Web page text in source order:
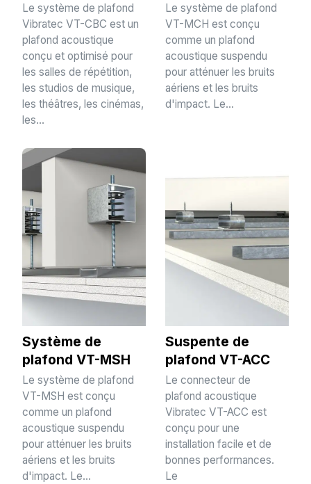
Le système de plafond
Vibratec VT-CBC est un
plafond acoustique
conçu et optimisé pour
les salles de répétition,
les studios de musique,
les théâtres, les cinémas,
les...
Le système de plafond
VT-MCH est conçu
comme un plafond
acoustique suspendu
pour atténuer les bruits
aériens et les bruits
d'impact. Le...
Système de
plafond VT-MSH
Le système de plafond
VT-MSH est conçu
comme un plafond
acoustique suspendu
pour atténuer les bruits
aériens et les bruits
d'impact. Le...
Suspente de
plafond VT-ACC
Le connecteur de
plafond acoustique
Vibratec VT-ACC est
conçu pour une
installation facile et de
bonnes performances.
Le